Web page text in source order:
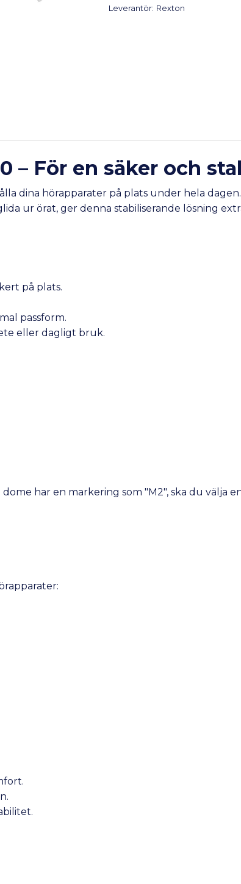
Leverantör: Rexton
– För en säker och
dina hörapparater på plats under hela
ur örat, ger denna stabiliserande lösning
på plats.
passform.
eller dagligt bruk.
har en markering som "M2", ska du välja